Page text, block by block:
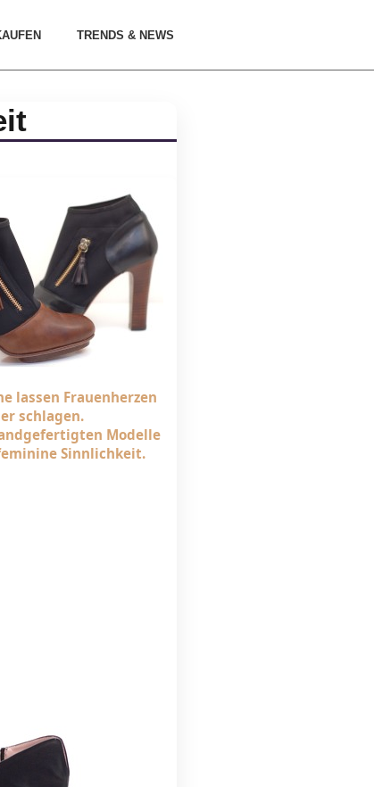
TRENDS & NEWS
lassen Frauenherzen
schlagen.
Modelle
Sinnlichkeit.